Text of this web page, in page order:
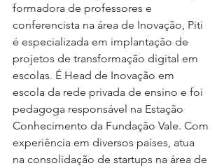
formadora de professores e
conferencista na área de Inovação, Piti
é especializada em implantação de
projetos de transformação digital em
escolas. É Head de Inovação em
escola da rede privada de ensino e foi
pedagoga responsável na Estação
Conhecimento da Fundação Vale. Com
experiência em diversos países, atua
na consolidação de startups na área de